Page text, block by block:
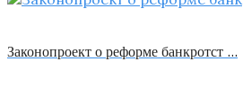
Законопроект о реформе банкротст …